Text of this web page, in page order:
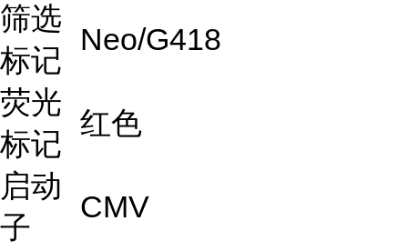
筛选
标记
Neo/G418
荧光
标记
红色
启动
子
CMV